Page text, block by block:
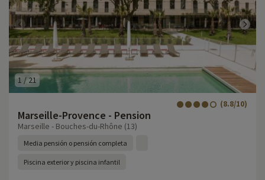
1 / 21
Marseille-Provence - Pension
(8.8/10)
Marseille - Bouches-du-Rhône (13)
Media pensión o pensión completa
Piscina exterior y piscina infantil